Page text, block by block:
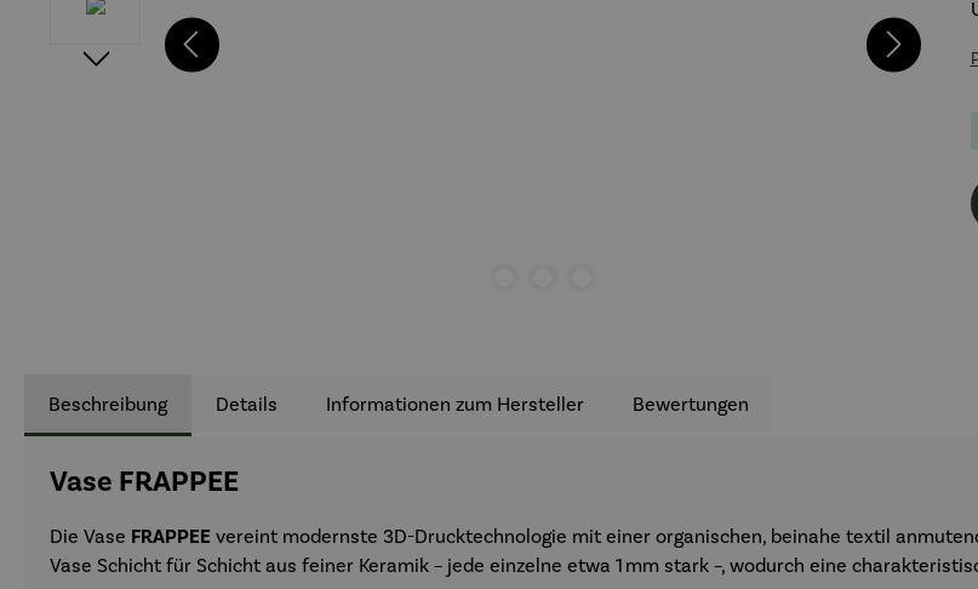
Beschreibung Details Informationen zum Hersteller Bewertungen
Vase FRAPPEE
Die Vase FRAPPEE vereint modernste 3D-Drucktechnologie mit einer organischen, beinahe textil
Vase Schicht für Schicht aus feiner Keramik – jede einzelne etwa 1 mm stark –, wodurch eine